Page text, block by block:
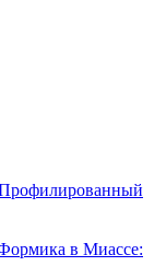
в Миассе: